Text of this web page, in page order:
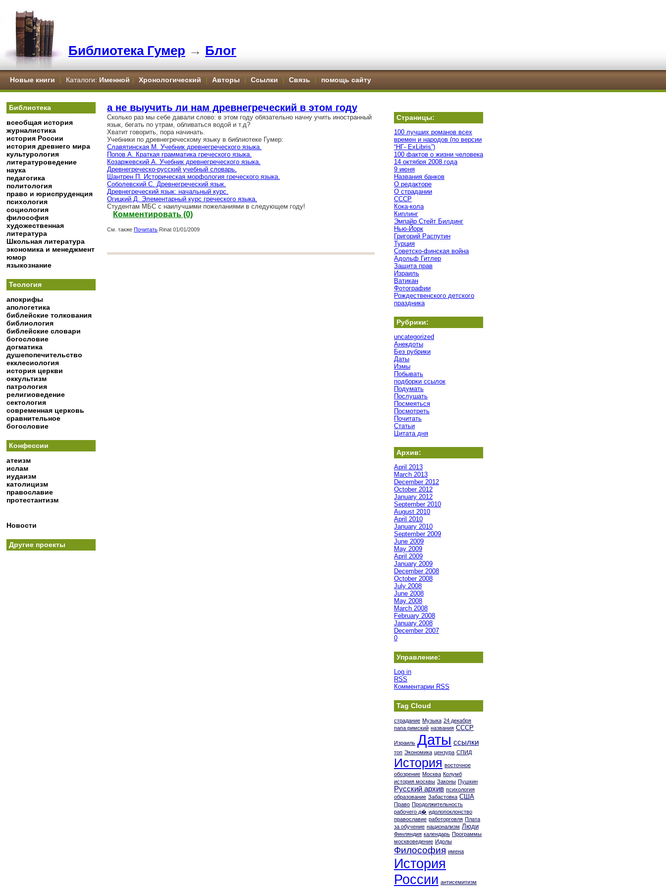
Библиотека Гумер → Блог
Новые книги | Каталоги: Именной | Хронологический | Авторы | Ссылки | Связь | помощь сайту
Библиотека
всеобщая история
журналистика
история России
история древнего мира
культурология
литературоведение
наука
педагогика
политология
право и юриспруденция
психология
социология
философия
художественная
литература
Школьная литература
экономика и менеджмент
юмор
языкознание
Теология
апокрифы
апологетика
библейские толкования
библиология
библейские словари
богословие
догматика
душепопечительство
екклесиология
история церкви
оккультизм
патрология
религиоведение
сектология
современная церковь
сравнительное
богословие
Конфессии
атеизм
ислам
иудаизм
католицизм
православие
протестантизм
Новости
Другие проекты
а не выучить ли нам древнегреческий в этом году
Сколько раз мы себе давали слово: в этом году обязательно начну учить иностранный
язык, бегать по утрам, обливаться водой и т.д?
Хватит говорить, пора начинать.
Учебники по древнегреческому языку в библиотеке Гумер:
Славятинская М. Учебник древнегреческого языка.
Попов А. Краткая грамматика греческого языка.
Козаржевский А. Учебник древнегреческого языка.
Древнегреческо-русский учебный словарь.
Шантрен П. Историческая морфология греческого языка.
Соболевский С. Древнегреческий язык.
Древнегреческий язык: начальный курс.
Огицкий Д. Элементарный курс греческого языка.
Студентам МБС с наилучшими пожеланиями в следующем году!
Комментировать (0)
См. также Почитать Rinat 01/01/2009
Страницы:
100 лучших романов всех
времен и народов (по версии
“НГ- ExLibris”)
100 фактов о жизни человека
14 октября 2008 года
9 июня
Названия банков
О редакторе
О страдании
СССР
Кока-кола
Киплинг
Эмпайр Стейт Билдинг
Нью-Йорк
Григорий Распутин
Турция
Советско-финская война
Адольф Гитлер
Защита прав
Израиль
Ватикан
Фотографии
Рождественского детского
праздника
Рубрики:
uncategorized
Анекдоты
Без рубрики
Даты
Измы
Побывать
подборки ссылок
Подумать
Послушать
Посмеяться
Посмотреть
Почитать
Статьи
Цитата дня
Архив:
April 2013
March 2013
December 2012
October 2012
January 2012
September 2010
August 2010
April 2010
January 2010
September 2009
June 2009
May 2009
April 2009
January 2009
December 2008
October 2008
July 2008
June 2008
May 2008
March 2008
February 2008
January 2008
December 2007
0
Управление:
Log in
RSS
Комментарии RSS
Tag Cloud
страдание Музыка 24 декабря
папа римский названия СССР
Израиль Даты ссылки
топ Экономика цензура СПИД
История восточное
обозрение Москва Колумб
история москвы Законы Пушкин
Русский архив психология
образование Забастовка США
Право Продолжительность
рабочего д� идолопоклонство
православие работорговля Плата
за обучение национализм Люди
Финляндия календарь Программы
москвоведение Идолы
Философия имена
История
России антисемитизм